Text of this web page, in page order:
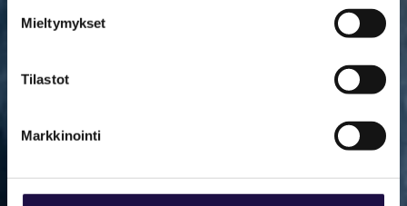
Mieltymykset
Tilastot
Markkinointi